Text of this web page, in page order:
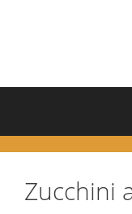
Zucchini